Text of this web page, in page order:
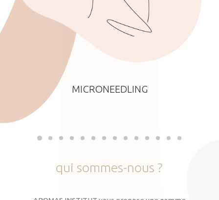
MICRONEEDLING
qui sommes-nous ?